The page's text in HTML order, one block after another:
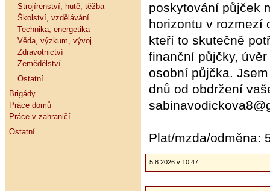
Strojírenství, hutě, těžba
Školství, vzdělávání
Technika, energetika
Věda, výzkum, vývoj
Zdravotnictví
Zemědělství
Ostatní
Brigády
Práce domů
Práce v zahraničí
Ostatní
poskytování půjček
horizontu v rozmezí
kteří to skutečně
finanční půjčky,
osobní půjčka.
dnů od obdržení
Plat/mzda/odměna:
5.8.2026 v 10:47